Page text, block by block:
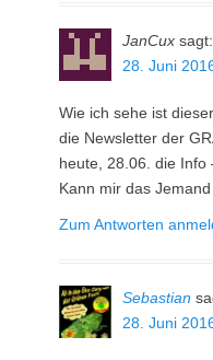
JanCux sagt:
28. Juni
Wie ich sehe ist
die Newsletter der
heute, 28.06. die Info
Kann mir das
Zum Antworten
Sebastian
28. Juni